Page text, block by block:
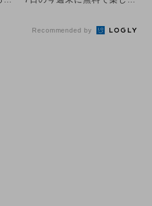
Recommended by